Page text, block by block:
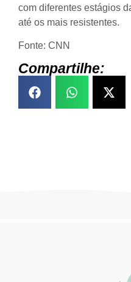
com diferentes estágios
até os mais resistentes.
Fonte: CNN
Compartilhe: